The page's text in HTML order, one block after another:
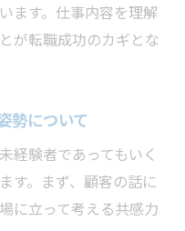
ます。仕事内容を理解
が転職成功のカギとな
勢について
経験者であってもいく
す。まず、顧客の話に
に立って考える共感力